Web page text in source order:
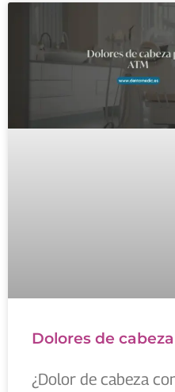
Dolores de
¿Dolor de cabeza